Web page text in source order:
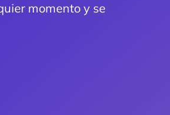
momento y se